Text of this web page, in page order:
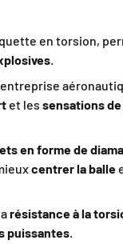
en torsion,
.
entreprise
et les sensations de
en forme de
centrer la balle
résistance à la
puissantes.